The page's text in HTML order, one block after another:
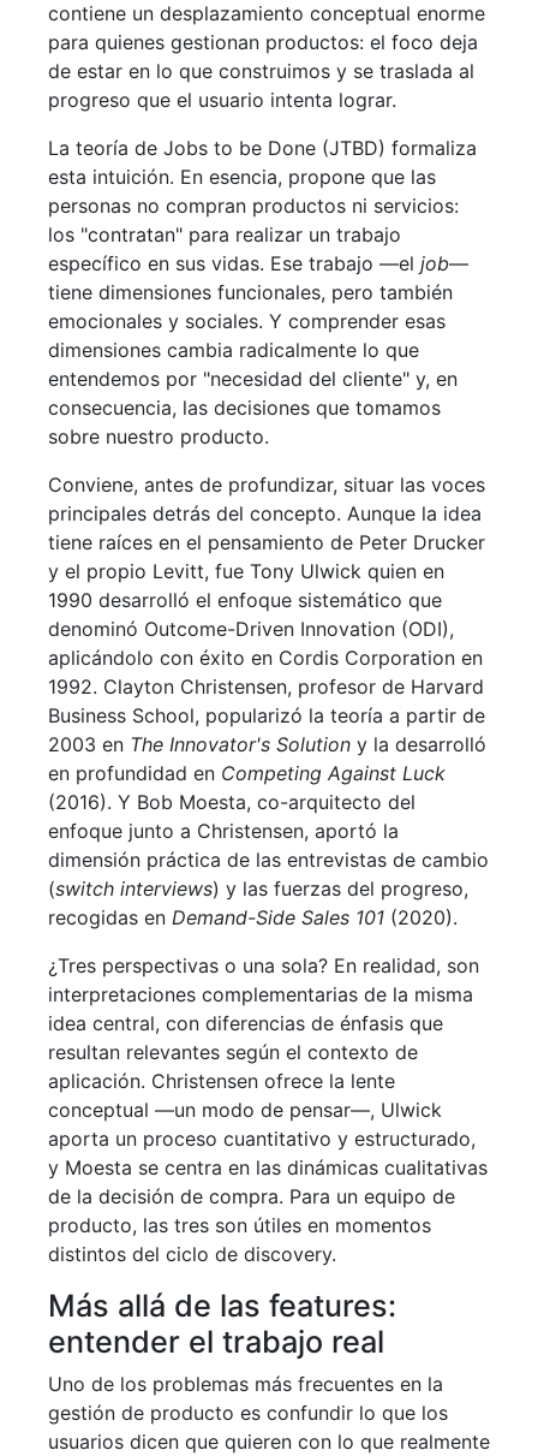
contiene un desplazamiento conceptual enorme
para quienes gestionan productos: el foco deja
de estar en lo que construimos y se traslada al
progreso que el usuario intenta lograr.
La teoría de Jobs to be Done (JTBD) formaliza
esta intuición. En esencia, propone que las
personas no compran productos ni servicios:
los "contratan" para realizar un trabajo
específico en sus vidas. Ese trabajo —el job—
tiene dimensiones funcionales, pero también
emocionales y sociales. Y comprender esas
dimensiones cambia radicalmente lo que
entendemos por "necesidad del cliente" y, en
consecuencia, las decisiones que tomamos
sobre nuestro producto.
Conviene, antes de profundizar, situar las voces
principales detrás del concepto. Aunque la idea
tiene raíces en el pensamiento de Peter Drucker
y el propio Levitt, fue Tony Ulwick quien en
1990 desarrolló el enfoque sistemático que
denominó Outcome-Driven Innovation (ODI),
aplicándolo con éxito en Cordis Corporation en
1992. Clayton Christensen, profesor de Harvard
Business School, popularizó la teoría a partir de
2003 en The Innovator's Solution y la desarrolló
en profundidad en Competing Against Luck
(2016). Y Bob Moesta, co-arquitecto del
enfoque junto a Christensen, aportó la
dimensión práctica de las entrevistas de cambio
(switch interviews) y las fuerzas del progreso,
recogidas en Demand-Side Sales 101 (2020).
¿Tres perspectivas o una sola? En realidad, son
interpretaciones complementarias de la misma
idea central, con diferencias de énfasis que
resultan relevantes según el contexto de
aplicación. Christensen ofrece la lente
conceptual —un modo de pensar—, Ulwick
aporta un proceso cuantitativo y estructurado,
y Moesta se centra en las dinámicas cualitativas
de la decisión de compra. Para un equipo de
producto, las tres son útiles en momentos
distintos del ciclo de discovery.
Más allá de las features:
entender el trabajo real
Uno de los problemas más frecuentes en la
gestión de producto es confundir lo que los
usuarios dicen que quieren con lo que realmente